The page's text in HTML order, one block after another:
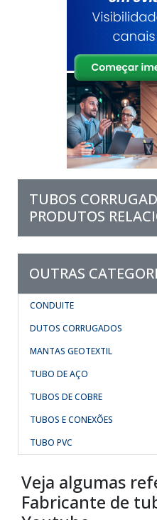
TUBOS
PRODUTOS
OUTRAS
CONDUITE
DUTOS CORRUGADOS
MANTAS GEOTEXTIL
TUBO DE AÇO
TUBOS DE COBRE
TUBOS E CONEXÕES
TUBO PVC
Veja algumas
Fabricante de